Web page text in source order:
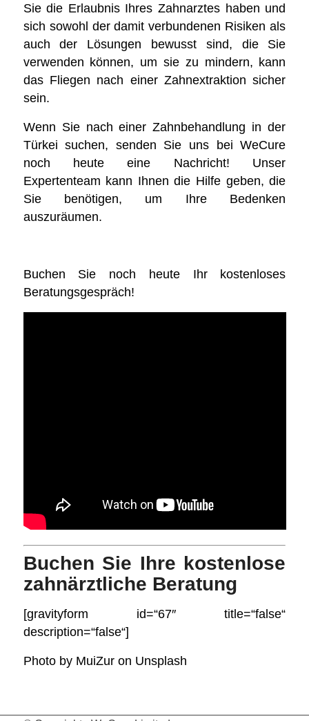
Sie die Erlaubnis Ihres Zahnarztes haben und
sich sowohl der damit verbundenen Risiken als
auch der Lösungen bewusst sind, die Sie
verwenden können, um sie zu mindern, kann
das Fliegen nach einer Zahnextraktion sicher
sein.
Wenn Sie nach einer Zahnbehandlung in der
Türkei suchen, senden Sie uns beiWeCure
noch heute eine Nachricht! Unser
Expertenteam kann Ihnen die Hilfe geben, die
Sie benötigen, um Ihre Bedenken
auszuräumen.
Buchen Sie noch heute Ihr kostenloses
Beratungsgespräch!
Buchen Sie Ihre kostenlose
zahnärztliche Beratung
[gravityform id=“67″ title=“false“
description=“false“]
Photo by MuiZuron Unsplash